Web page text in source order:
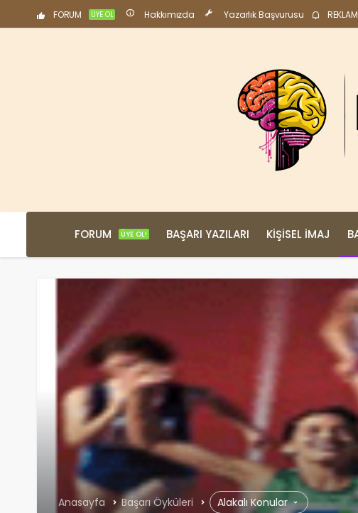
FORUM ÜYE OL Hakkımızda Yazarlık Başvurusu
FORUM ÜYE OL! BAŞARI YAZILARI KIŞISEL İMAJ
Anasayfa Başarı Öyküleri Alakalı Konular